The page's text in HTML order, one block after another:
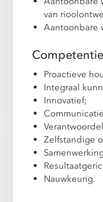
van
Aantoonbare
Proactieve
Integraal
Innovatief;
Zelfstandige
Nauwkeurig.